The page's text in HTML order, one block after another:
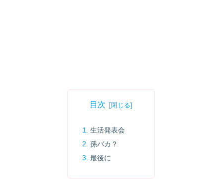
目次
生活発表会
孫バカ？
最後に